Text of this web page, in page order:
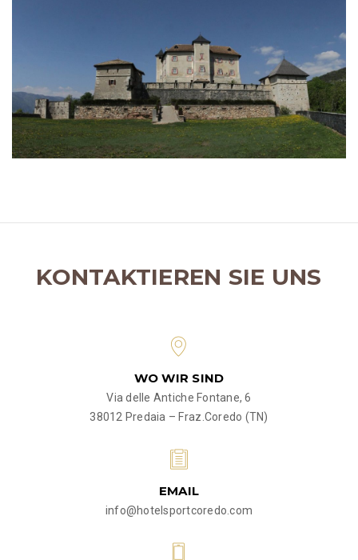
KONTAKTIEREN SIE UNS
WO WIR SIND
Via delle Antiche Fontane, 6
38012 Predaia – Fraz.Coredo (TN)
EMAIL
info@hotelsportcoredo.com